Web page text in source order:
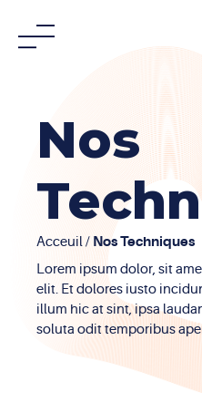
content
Nos
Acceuil/ NosTechniques
Lorem ipsum dolor, sit
elit. Et dolores iusto
illum hic at sint, ipsa
soluta odit temporibus